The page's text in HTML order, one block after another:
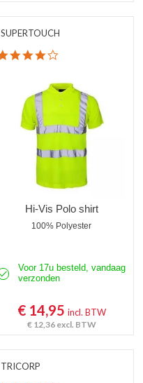
SUPERTOUCH
4.0 star rating
Hi-Vis Polo shirt
100% Polyester
Voor 17u besteld, vandaag
verzonden
€ 14,95 incl. BTW
€ 12,36 excl. BTW
TRICORP